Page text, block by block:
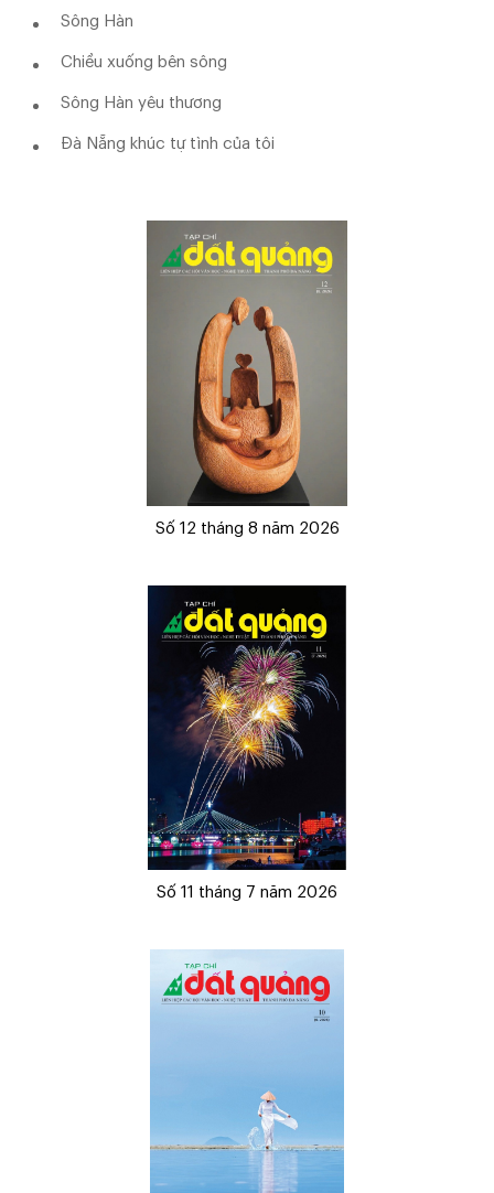
Sông Hàn
Chiều xuống bên sông
Sông Hàn yêu thương
Đà Nẵng khúc tự tình của tôi
Số 12 tháng 8 năm 2026
Số 11 tháng 7 năm 2026